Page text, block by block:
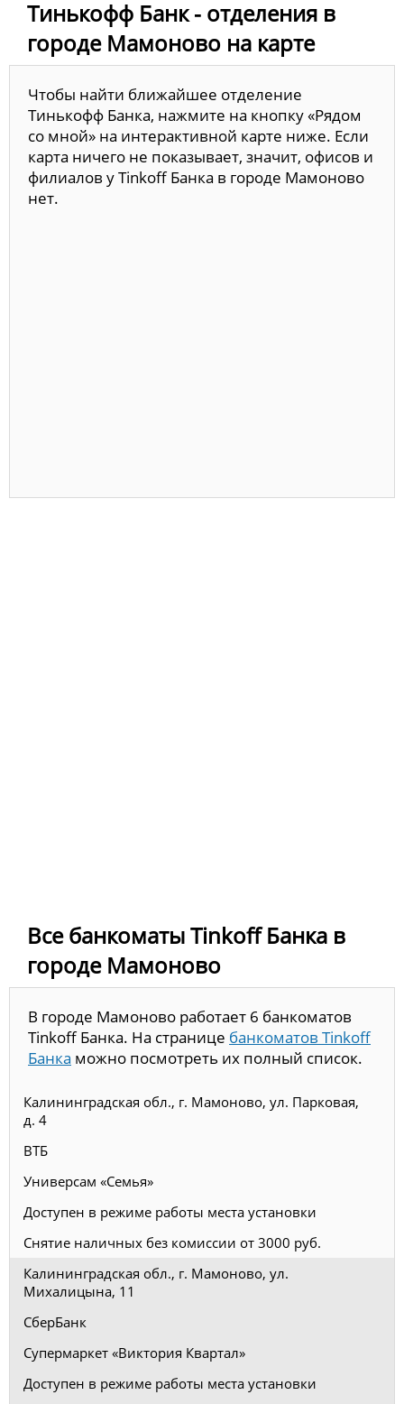
Тинькофф Банк - отделения в
городе Мамоново на карте
Чтобы найти ближайшее отделение
Тинькофф Банка, нажмите на кнопку «Рядом
со мной» на интерактивной карте ниже. Если
карта ничего не показывает, значит, офисов и
филиалов у Tinkoff Банка в городе Мамоново
нет.
Все банкоматы Tinkoff Банка в
городе Мамоново
В городе Мамоново работает 6 банкоматов
Tinkoff Банка. На странице банкоматов Tinkoff
Банка можно посмотреть их полный список.
Калининградская обл., г. Мамоново, ул. Парковая,
д. 4
ВТБ
Универсам «Семья»
Доступен в режиме работы места установки
Снятие наличных без комиссии от 3000 руб.
Калининградская обл., г. Мамоново, ул.
Михалицына, 11
СберБанк
Супермаркет «Виктория Квартал»
Доступен в режиме работы места установки